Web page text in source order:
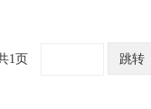
1页 跳转